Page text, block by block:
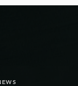
Jets de